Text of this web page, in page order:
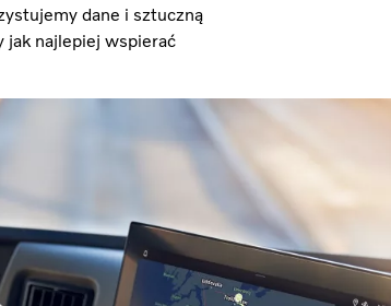
dane i sztuczną
jak najlepiej wspierać